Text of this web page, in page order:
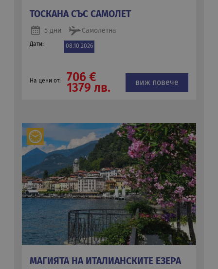
ТОСКАНА СЪС САМОЛЕТ
5 дни Самолетна
Дати: 08.10.2026
На цени от:
706 €
1379 лв.
виж повече
МАГИЯТА НА ИТАЛИАНСКИТЕ ЕЗЕРА